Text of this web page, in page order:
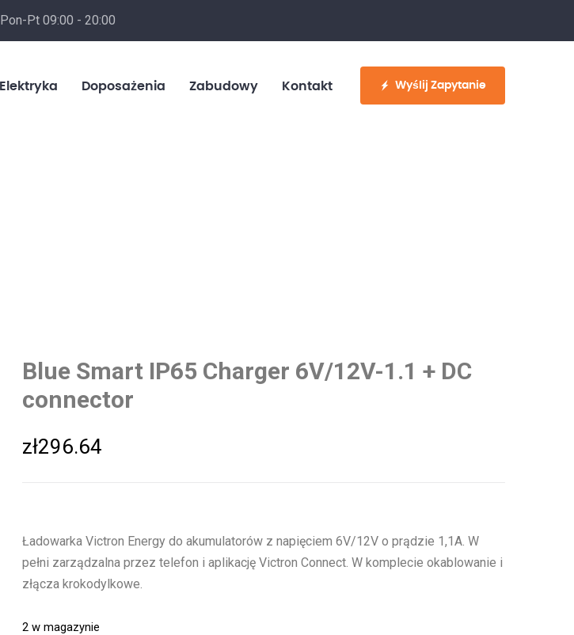
Pon-Pt 09:00 - 20:00
530 886 214
Elektryka Doposażenia Zabudowy Kontakt Wyślij Zapytanie
Blue Smart IP65 Charger 6V/12V-1.1 + DC
connector
zł296.64
Ładowarka Victron Energy do akumulatorów z napięciem 6V/12V o prądzie 1,1A. W
pełni zarządzalna przez telefon i aplikację Victron Connect. W komplecie okablowanie i
złącza krokodylkowe.
2 w magazynie